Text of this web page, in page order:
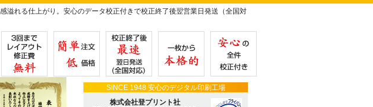
れる仕上がり。安心のデータ校正付きで校正終了後翌営業日発送（全国対
SINCE 1948 安心のデジタル印刷工場
株式会社登プリント社